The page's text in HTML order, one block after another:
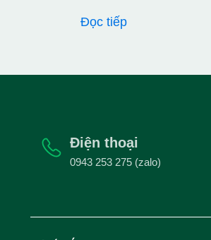
Đọc tiếp
Điện thoại
0943 253 275 (zalo)